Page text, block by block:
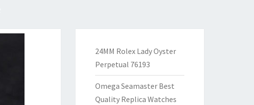
24MM Rolex Lady Oyster
Perpetual 76193
Omega Seamaster Best
Quality Replica Watches